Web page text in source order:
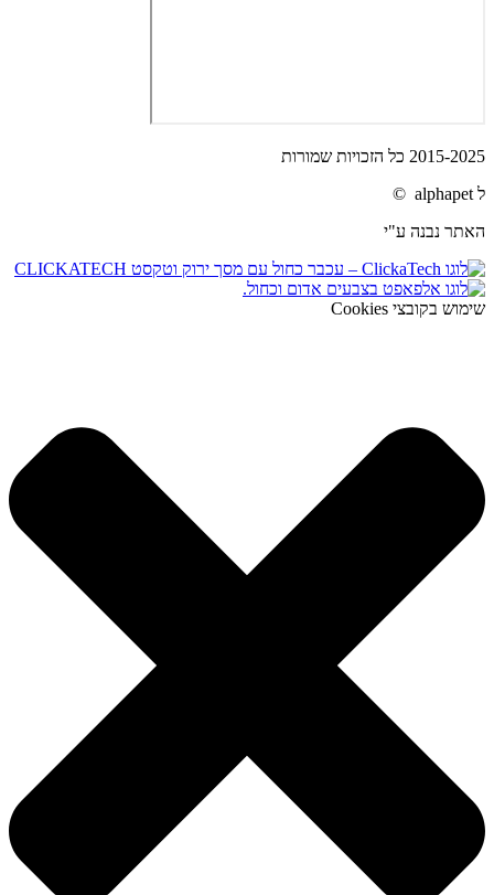
2015-2025 כל הזכויות שמורות
ל alphapet ©
האתר נבנה ע"י
שימוש בקובצי Cookies